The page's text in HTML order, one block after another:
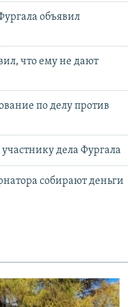
объявил
что ему не дают
по делу против
дела Фургала
собирают деньги